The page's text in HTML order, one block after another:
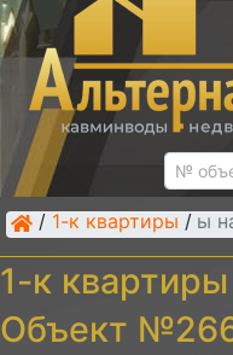
/ 1-к квартиры /
1-к
Объект